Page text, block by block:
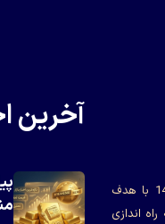
زرناب تجارت رادین(رادین شمش) در سال 1402 با هدف
اندازی
آخرین